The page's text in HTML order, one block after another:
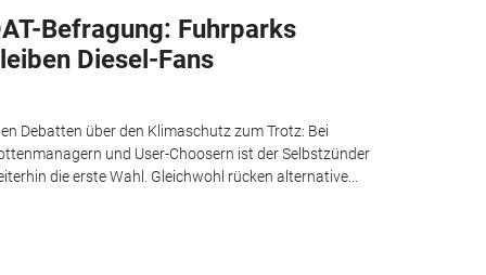
Befragung: Fuhrparks
Diesel-Fans
Debatten über den Klimaschutz zum Trotz: Bei
und User-Choosern ist der Selbstzünder
die erste Wahl. Gleichwohl rücken alternative...